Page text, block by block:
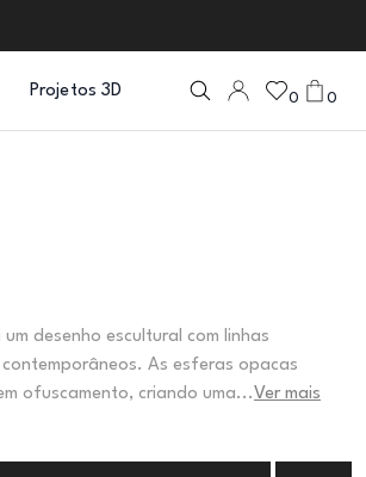
Projetos 3D 0 0
desenho escultural com linhas
As esferas opacas
ofuscamento, criando uma... Ver mais